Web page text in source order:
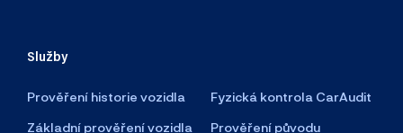
Služby
Prověření historie vozidla
Fyzická kontrola CarAudit
Základní prověření vozidla
Prověření původu